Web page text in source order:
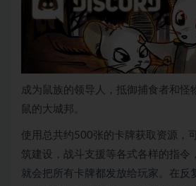
成为鼠族的领导人，抵御捕食者和怪
鼠的大城邦。
使用总共约500张的卡牌获取资源，
筑建设，战斗支援等各式各样的指令
就会把所有卡牌都发放给玩家。在反